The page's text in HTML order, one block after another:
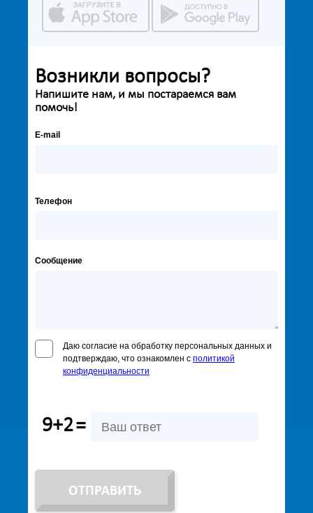
Возникли вопросы?
Напишите нам, и мы постараемся вам
помочь!
E-mail
Телефон
Сообщение
Даю согласие на обработку персональных данных и
подтверждаю, что ознакомлен с политикой
конфиденциальности
9+2=
ОТПРАВИТЬ